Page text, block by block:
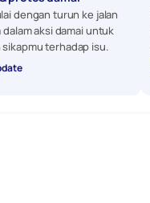
dengan turun ke jalan
aksi damai untuk
terhadap isu.